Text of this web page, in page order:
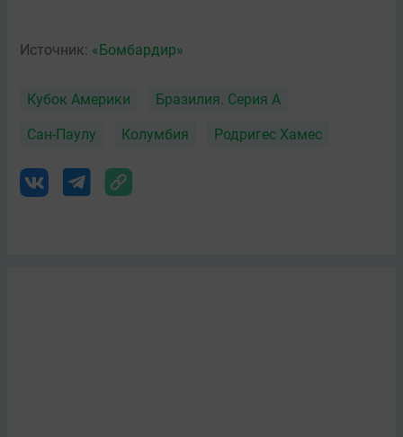
Источник: «Бомбардир»
Кубок Америки Бразилия. Серия А
Сан-Паулу Колумбия Родригес Хамес